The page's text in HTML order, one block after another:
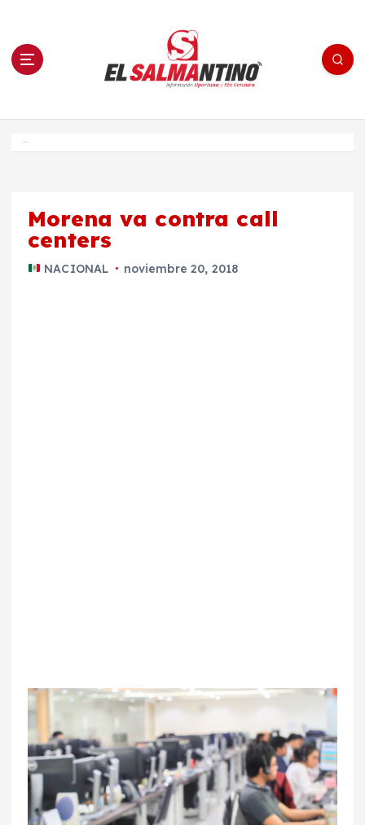
n El Salmantino - medios/noticias/editorial
Morena va contra call
centers
NACIONAL noviembre 20, 2018